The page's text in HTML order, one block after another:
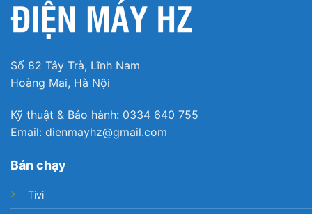
Số 82 Tây Trà, Lĩnh Nam
Hoàng Mai, Hà Nội
Kỹ thuật & Bảo hành: 0334 640 755
Email: dienmayhz@gmail.com
Bán chạy
Tivi